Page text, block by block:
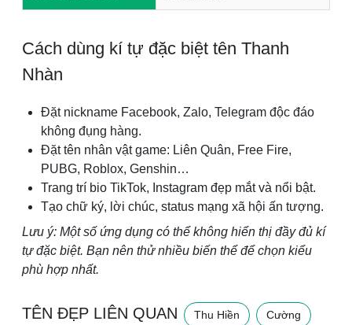
Cách dùng kí tự đặc biệt tên Thanh
Nhàn
Đặt nickname Facebook, Zalo, Telegram độc đáo
không đụng hàng.
Đặt tên nhân vật game: Liên Quân, Free Fire,
PUBG, Roblox, Genshin…
Trang trí bio TikTok, Instagram đẹp mắt và nổi bật.
Tạo chữ ký, lời chúc, status mạng xã hội ấn tượng.
Lưu ý: Một số ứng dụng có thể không hiển thị đầy đủ kí
tự đặc biệt. Bạn nên thử nhiều biến thể để chọn kiểu
phù hợp nhất.
TÊN ĐẸP LIÊN QUAN Thu Hiền Cường